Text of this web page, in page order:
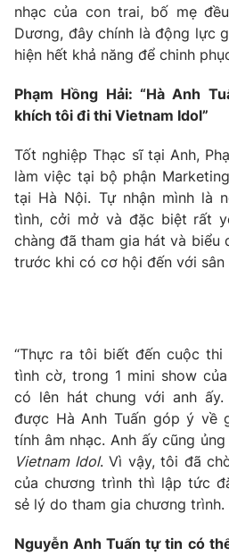
® Cấm sao chép dưới mọi hình thức
thuận bằng văn bản. Ghi rõ nguồn
nhạc của con trai, bố mẹ
Dương, đây chính là động lực
hiện hết khả năng để chinh
Phạm Hồng Hải: “Hà Anh
khích tôi đi thi Vietnam Idol”
Tốt nghiệp Thạc sĩ tại Anh,
làm việc tại bộ phận
tại Hà Nội. Tự nhận mình là
tình, cởi mở và đặc biệt rất
chàng đã tham gia hát và biểu
trước khi có cơ hội đến với sân
“Thực ra tôi biết đến cuộc thi
tình cờ, trong 1 mini show
có lên hát chung với anh
được Hà Anh Tuấn góp ý về
tính âm nhạc. Anh ấy cũng
Vietnam Idol. Vì vậy, tôi đã
của chương trình thì lập tức
sẻ lý do tham gia chương trình.
Nguyễn Anh Tuấn tự tin có